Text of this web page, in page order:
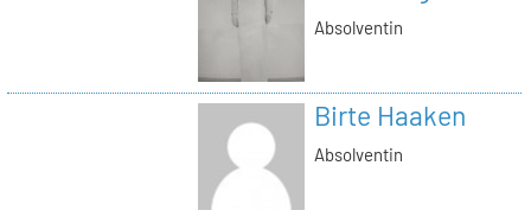
Absolventin
Birte Haaken
Absolventin